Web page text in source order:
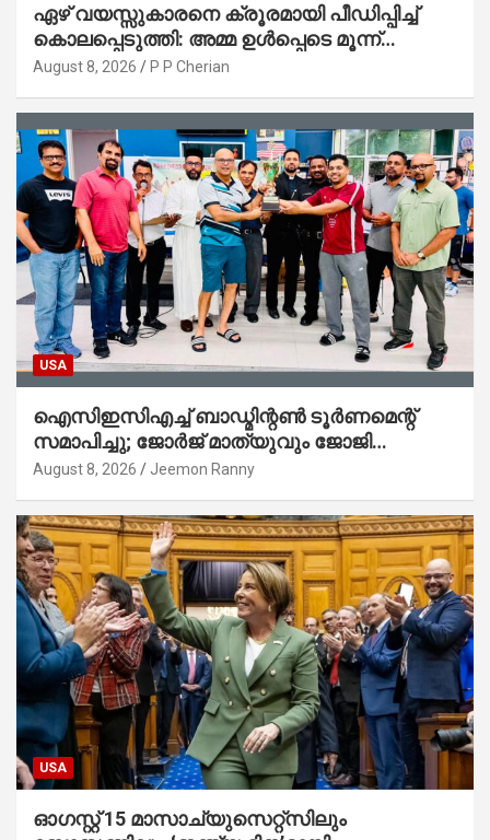
ഏഴ് വയസ്സുകാരനെ ക്രൂരമായി പീഡിപ്പിച്ച്
കൊലപ്പെടുത്തി: അമ്മ ഉൾപ്പെടെ മൂന്ന്
സ്ത്രീകൾ അറസ്റ്റിൽ
August 8, 2026 P P Cherian
USA
ഐസിഇസിഎച്ച് ബാഡ്മിന്റൺ ടൂർണമെന്റ്
സമാപിച്ചു; ജോർജ് മാത്യുവും ജോജി
ജോർജും മെൻസ് ഓപ്പൺ ജേതാക്കൾ: ജീമോൻ
August 8, 2026 Jeemon Ranny
USA
ഓഗസ്റ്റ് 15 മാസാച്യുസെറ്റ്‌സിലും